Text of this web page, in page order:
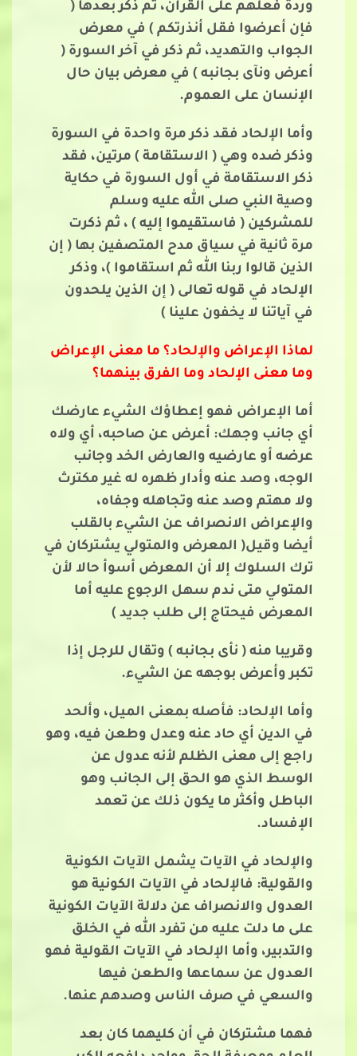
وردة فعلهم على القرآن، ثم ذكر بعدها (
فإن أعرضوا فقل أنذرتكم ) في معرض
الجواب والتهديد، ثم ذكر في آخر السورة (
أعرض ونآى بجانبه ) في معرض بيان حال
الإنسان على العموم.
وأما الإلحاد فقد ذكر مرة واحدة في السورة
وذكر ضده وهي ( الاستقامة ) مرتين، فقد
ذكر الاستقامة في أول السورة في حكاية
وصية النبي صلى الله عليه وسلم
للمشركين ( فاستقيموا إليه ) ، ثم ذكرت
مرة ثانية في سياق مدح المتصفين بها ( إن
الذين قالوا ربنا الله ثم استقاموا )، وذكر
الإلحاد في قوله تعالى ( إن الذين يلحدون
في آياتنا لا يخفون علينا )
لماذا الإعراض والإلحاد؟ ما معنى الإعراض
وما معنى الإلحاد وما الفرق بينهما؟
أما الإعراض فهو إعطاؤك الشيء عارضك
أي جانب وجهك: أعرض عن صاحبه، أي ولاه
عرضه أو عارضيه والعارض الخد وجانب
الوجه، وصد عنه وأدار ظهره له غير مكترث
ولا مهتم وصد عنه وتجاهله وجفاه،
والإعراض الانصراف عن الشيء بالقلب
أيضا وقيل( المعرض والمتولي يشتركان في
ترك السلوك إلا أن المعرض أسوأ حالا لأن
المتولي متى ندم سهل الرجوع عليه أما
المعرض فيحتاج إلى طلب جديد )
وقريبا منه ( نأى بجانبه ) وتقال للرجل إذا
تكبر وأعرض بوجهه عن الشيء.
وأما الإلحاد: فأصله بمعنى الميل، وألحد
في الدين أي حاد عنه وعدل وطعن فيه، وهو
راجع إلى معنى الظلم لأنه عدول عن
الوسط الذي هو الحق إلى الجانب وهو
الباطل وأكثر ما يكون ذلك عن تعمد
الإفساد.
والإلحاد في الآيات يشمل الآيات الكونية
والقولية: فالإلحاد في الآيات الكونية هو
العدول والانصراف عن دلالة الآيات الكونية
على ما دلت عليه من تفرد الله في الخلق
والتدبير، وأما الإلحاد في الآيات القولية فهو
العدول عن سماعها والطعن فيها
والسعي في صرف الناس وصدهم عنها.
فهما مشتركان في أن كليهما كان بعد